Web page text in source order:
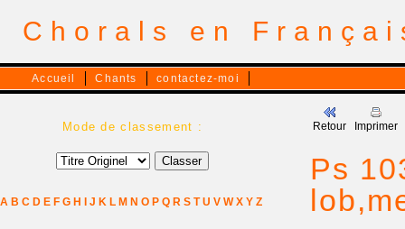
Chorals en
Accueil Chants contactez-moi
Mode de classement :
A B C D E F G H J K L M N O P Q R S T U V W X Y Z
Retour Imprimer
Ps